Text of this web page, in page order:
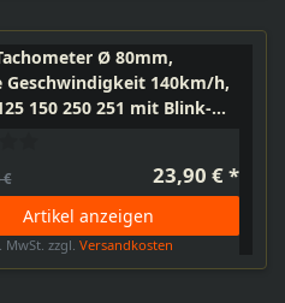
Ø 80mm,
Geschwindigkeit 140km/h,
150 250 251 mit Blink-
€ 23,90 € *
Artikel anzeigen
MwSt. zzgl.Versandkosten